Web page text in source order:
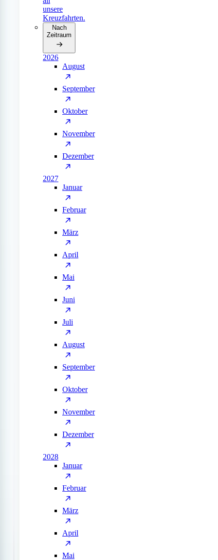
unsere
Kreuzfahrten.
Nach
Zeitraum
2026
August
September
Oktober
November
Dezember
2027
Januar
Februar
März
April
Mai
Juni
Juli
August
September
Oktober
November
Dezember
2028
Januar
Februar
März
April
Mai